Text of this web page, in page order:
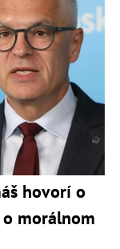
hovorí o
morálnom